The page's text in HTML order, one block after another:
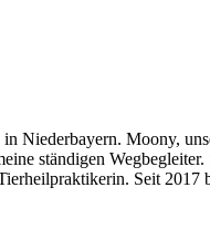
Niederbayern. Moony,
ständigen
Seit